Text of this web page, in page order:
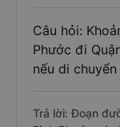
Câu hỏi:
Phước đi
nếu di
Trả lời: Đoạn